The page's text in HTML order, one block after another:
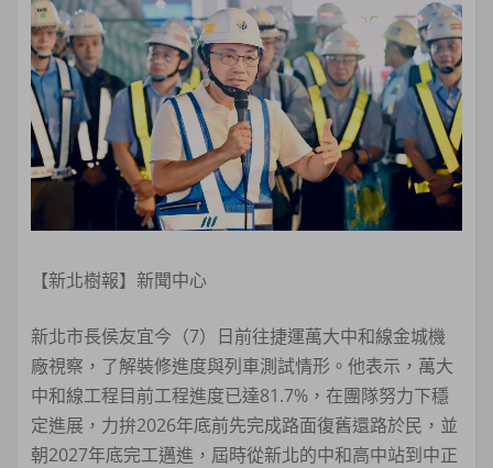
【新北樹報】新聞中心
新北市長侯友宜今（7）日前往捷運萬大中和線金城機
廠視察，了解裝修進度與列車測試情形。他表示，萬大
中和線工程目前工程進度已達81.7%，在團隊努力下穩
定進展，力拚2026年底前先完成路面復舊還路於民，並
朝2027年底完工邁進，屆時從新北的中和高中站到中正